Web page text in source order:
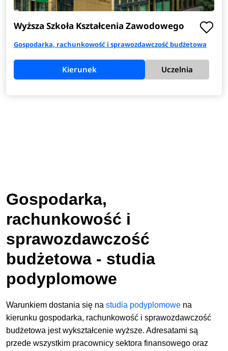
Wyższa Szkoła Kształcenia Zawodowego
Gospodarka, rachunkowość i sprawozdawczość budżetowa
Kierunek Uczelnia
Gospodarka,
rachunkowość i
sprawozdawczość
budżetowa - studia
podyplomowe
Warunkiem dostania się nastudia podyplomowe na
kierunku gospodarka, rachunkowość i sprawozdawczość
budżetowa jest wykształcenie wyższe. Adresatami są
przede wszystkim pracownicy sektora finansowego oraz